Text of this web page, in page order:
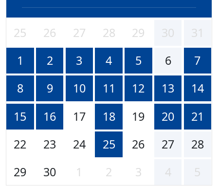
25 26 27 28 29 30
31
1
2 3 4 5 6
7
8
9 10 11 12 13
14
15
16 17 18 19 20
21
22
23 24 25 26 27
28
29
30 1 2 3 4 5